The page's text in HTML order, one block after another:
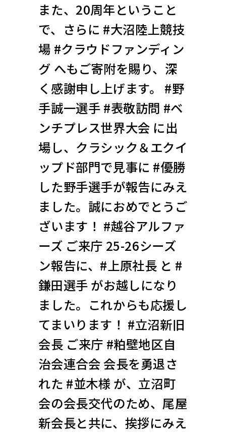
また、20周年ということ
で、さらに #大沼陸上競技
場 #クラウドファンディン
グ へもご寄附を賜り、深
く感謝申し上げます。 #野
手誠一選手 #表敬訪問 #ベ
ンチプレス世界大会 に出
場し、クラシック＆エクイ
ップド部門で見事に #優勝
した野手選手が報告にみえ
ました。誠におめでとうご
ざいます！ #越谷アルファ
ーズ ご来庁 25-26シーズ
ン報告に、#上原社長 と #
鎌田選手 がお越しになり
ました。これからも応援し
てまいります！ #立沼新旧
会長 ご来庁 #粕壁地区自
治会連合会 会長を勇退さ
れた #並木様 が、立沼町
会の会長交代のため、尾屋
新会長と共に、挨拶にみえ